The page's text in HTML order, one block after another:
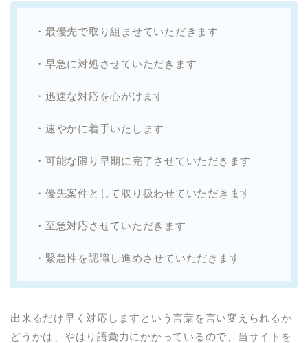
・最優先で取り組ませていただきます
・早急に対処させていただきます
・迅速な対応を心がけます
・速やかに着手いたします
・可能な限り早期に完了させていただきます
・優先案件として取り扱わせていただきます
・至急対応させていただきます
・緊急性を認識し進めさせていただきます
出来るだけ早く対応しますという言葉を言い変えられるか
どうかは、やはり語彙力にかかっているので、当サイトを